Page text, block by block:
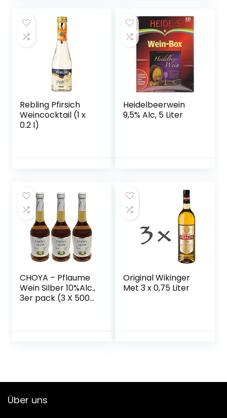
Rebling Pfirsich
Weincocktail (1 x
0.2 l)
Heidelbeerwein
9,5% Alc, 5 Liter
CHOYA – Pflaume
Wein Silber 10%Alc.,
3er pack (3 X 500
Original Wikinger
Met 3 x 0,75 Liter
Über uns